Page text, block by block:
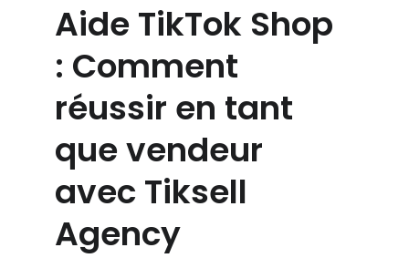
Aide TikTok Shop
: Comment
réussir en tant
que vendeur
avec Tiksell
Agency